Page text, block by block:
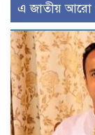
এ জাতীয় আরো